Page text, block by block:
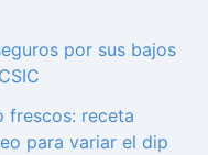
por sus bajos
frescos: receta
para variar el dip